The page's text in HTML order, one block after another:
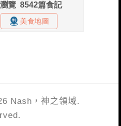
Nash，神之領域.